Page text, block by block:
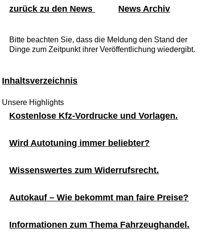
zurück zu den News News Archiv
Bitte beachten Sie, dass die Meldung den Stand der
Dinge zum Zeitpunkt ihrer Veröffentlichung wiedergibt.
Inhaltsverzeichnis
Unsere Highlights
Kostenlose Kfz-Vordrucke und Vorlagen.
Wird Autotuning immer beliebter?
Wissenswertes zum Widerrufsrecht.
Autokauf – Wie bekommt man faire Preise?
Informationen zum Thema Fahrzeughandel.